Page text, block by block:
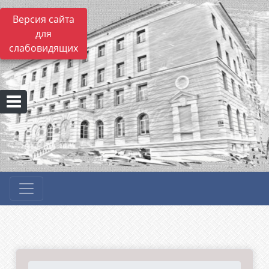
Версия сайта
для
слабовидящих